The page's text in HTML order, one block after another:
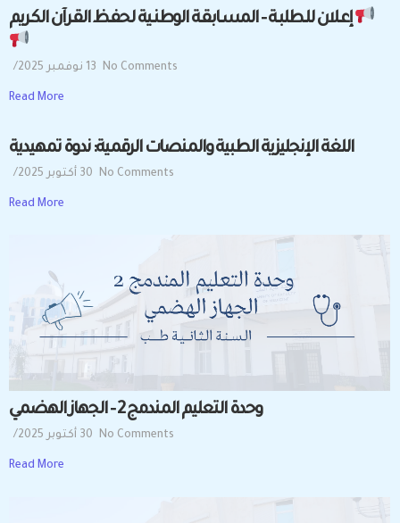
إعــلان للــطلبــة – المســابقــة الوطنــية لحفــظ القــرآن الكــريم
13 نوفمبر 2025 / No Comments
Read More
اللغة الإنجليزية الطبية والمنصات الرقمية: ندوة تمهيدية
30 أكتوبر 2025 / No Comments
Read More
وحدة التعليم المندمج 2 – الجهاز الهضمي
30 أكتوبر 2025 / No Comments
Read More